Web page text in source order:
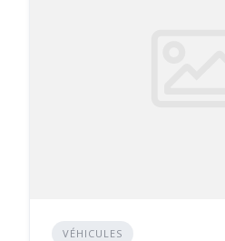
VÉHICULES